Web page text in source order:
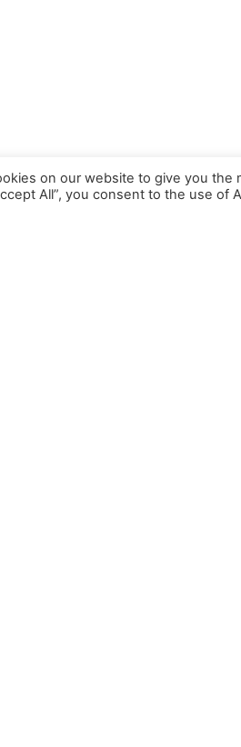
on our website to give you
All”, you consent to the use of